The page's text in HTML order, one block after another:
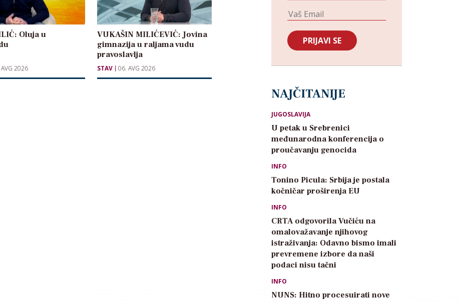
Oluja u
2026
VUKAŠIN MILIĆEVIĆ: Jovina
gimnazija u raljama vudu
pravoslavlja
STAV 06. AVG 2026
NAJČITANIJE
JUGOSLAVIJA
U petak u Srebrenici
međunarodna konferencija o
proučavanju genocida
INFO
Tonino Picula: Srbija je postala
kočničar proširenja EU
INFO
CRTA odgovorila Vučiću na
omalovažavanje njihovog
istraživanja: Odavno bismo imali
prevremene izbore da naši
podaci nisu tačni
INFO
NUNS: Hitno procesuirati nove